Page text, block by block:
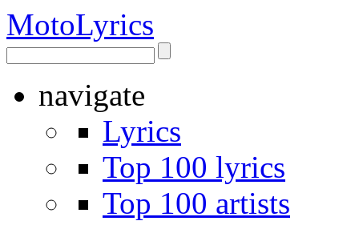
MotoLyrics
navigate
Lyrics
Top 100 lyrics
Top 100 artists